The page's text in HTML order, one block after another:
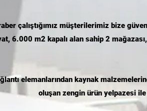
çalıştığımız müşterilerimiz bize
6.000 m2 kapalı alan sahip 2
elemanlarından kaynak
oluşan zengin ürün yelpazesi